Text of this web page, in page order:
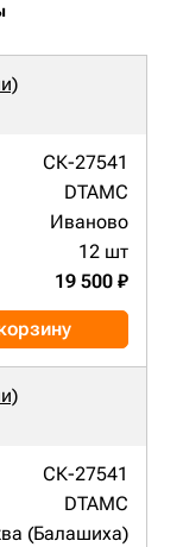
СК-27541
DTAMC
Иваново
12 шт
19 500 ₽
СК-27541
DTAMC
(Балашиха)